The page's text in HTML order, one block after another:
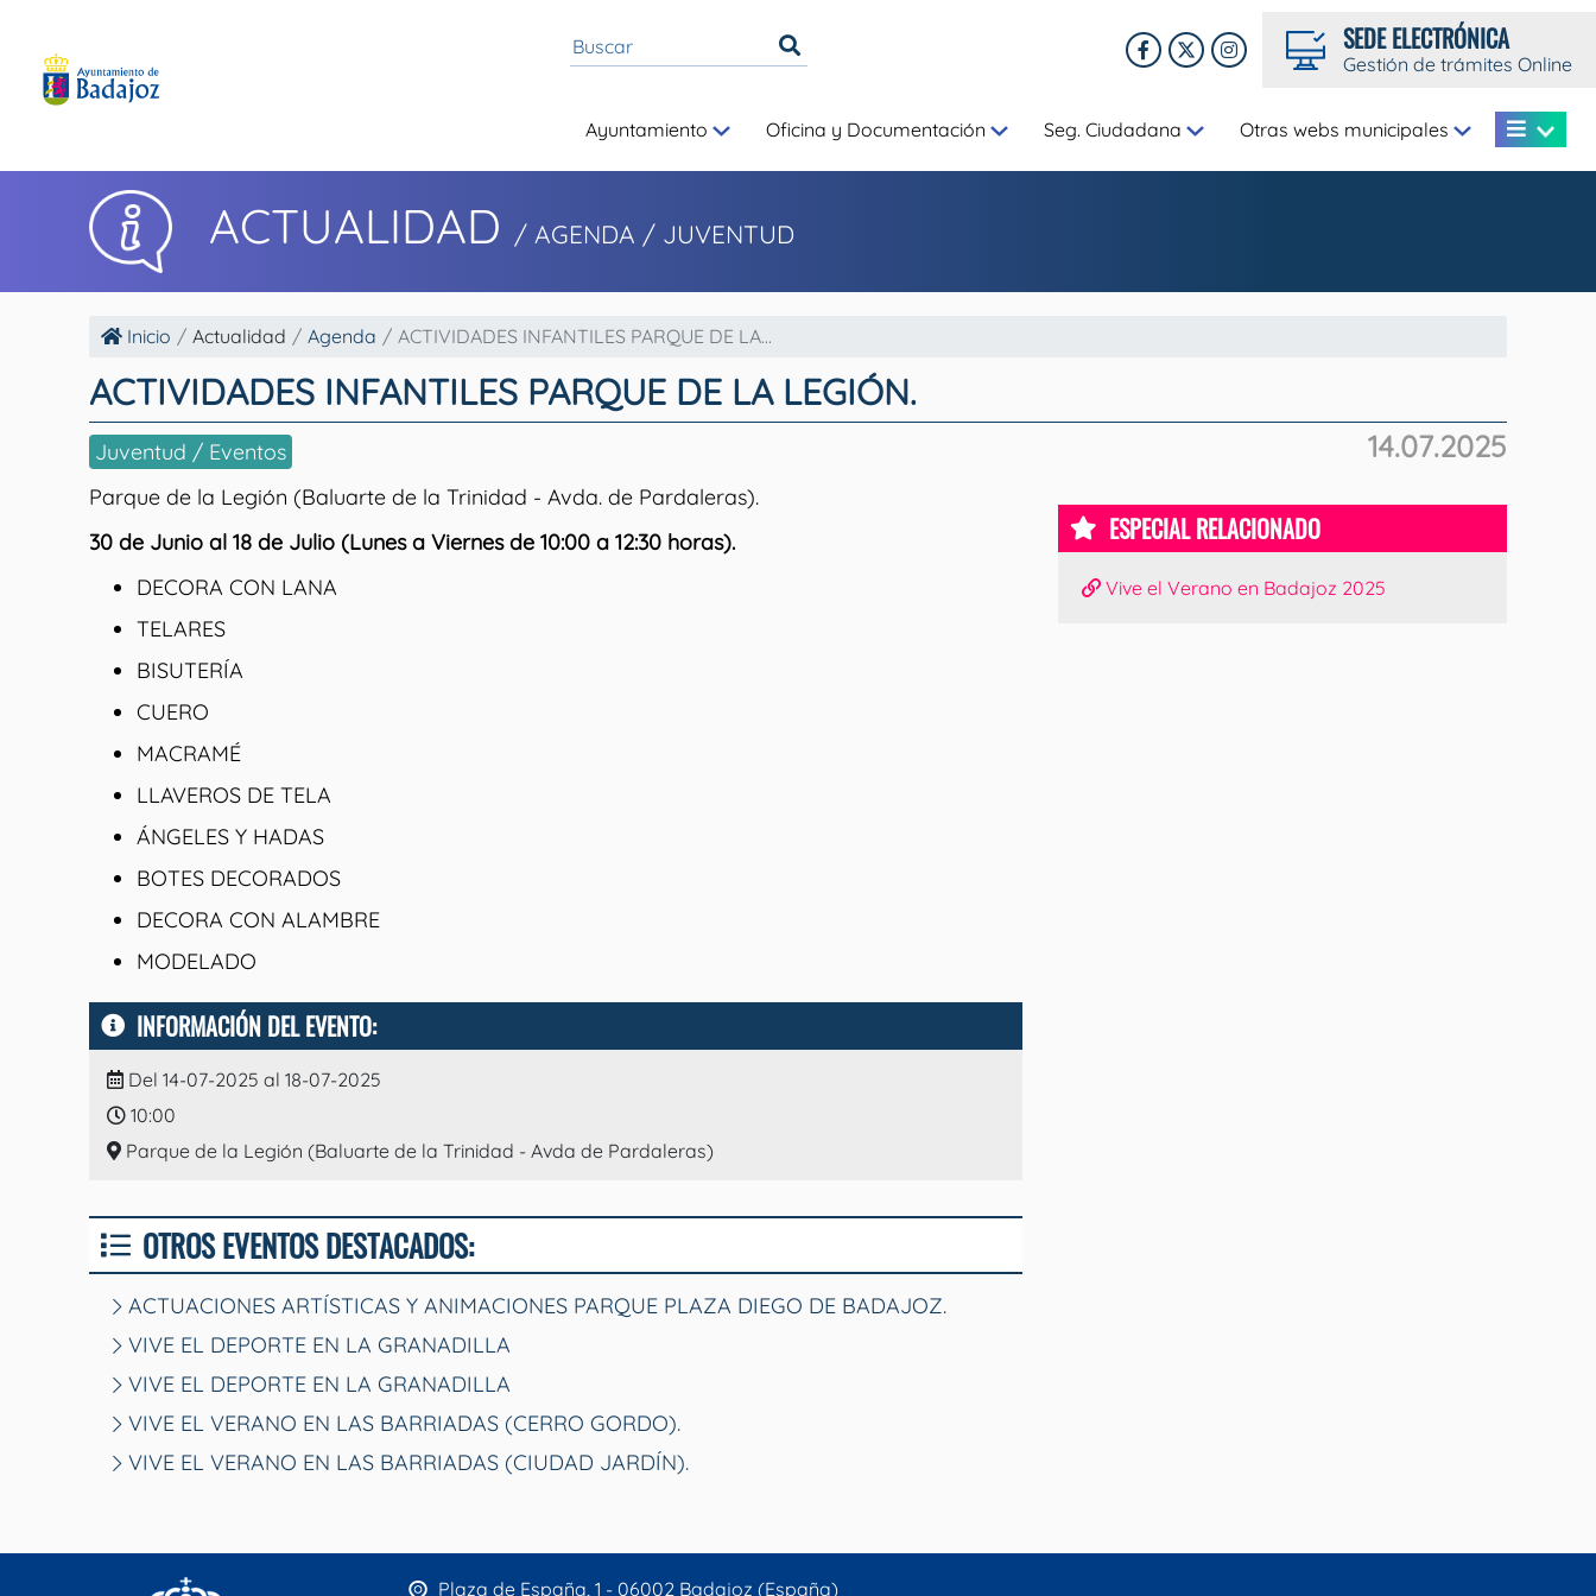
SEDE ELECTRÓNICA
Gestión de trámites Online
Ayuntamiento Oficina y Documentación Seg. Ciudadana Otras webs municipales
ACTUALIDAD / AGENDA / JUVENTUD
Inicio Actualidad Agenda ACTIVIDADES INFANTILES PARQUE DE LA...
ACTIVIDADES INFANTILES PARQUE DE LA LEGIÓN.
14.07.2025
Juventud / Eventos
Parque de la Legión (Baluarte de la Trinidad - Avda. de Pardaleras).
30 de Junio al 18 de Julio (Lunes a Viernes de 10:00 a 12:30 horas).
DECORA CON LANA
TELARES
BISUTERÍA
CUERO
MACRAMÉ
LLAVEROS DE TELA
ÁNGELES Y HADAS
BOTES DECORADOS
DECORA CON ALAMBRE
MODELADO
INFORMACIÓN DEL EVENTO:
Del 14-07-2025 al 18-07-2025
10:00
Parque de la Legión (Baluarte de la Trinidad - Avda de Pardaleras)
OTROS EVENTOS DESTACADOS:
ACTUACIONES ARTÍSTICAS Y ANIMACIONES PARQUE PLAZA DIEGO DE BADAJOZ.
VIVE EL DEPORTE EN LA GRANADILLA
VIVE EL DEPORTE EN LA GRANADILLA
VIVE EL VERANO EN LAS BARRIADAS (CERRO GORDO).
VIVE EL VERANO EN LAS BARRIADAS (CIUDAD JARDÍN).
ESPECIAL RELACIONADO
Vive el Verano en Badajoz 2025
Plaza de España, 1 - 06002 Badajoz (España)